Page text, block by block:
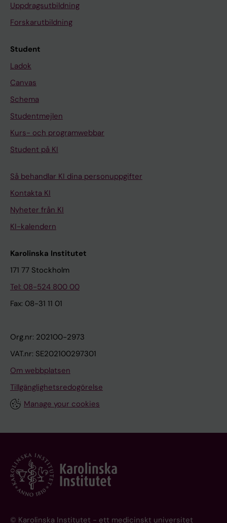
Uppdragsutbildning
Forskarutbildning
Student
Ladok
Canvas
Schema
Studentmejlen
Kurs- och programwebbar
Student på KI
Så behandlar KI dina personuppgifter
Kontakta KI
Nyheter från KI
KI-kalendern
Karolinska Institutet
171 77 Stockholm
Tel: 08-524 800 00
Fax: 08-31 11 01
Org.nr: 202100-2973
VAT.nr: SE202100297301
Om webbplatsen
Tillgänglighetsredogörelse
Manage your cookies
© Karolinska Institutet - ett medicinskt universitet